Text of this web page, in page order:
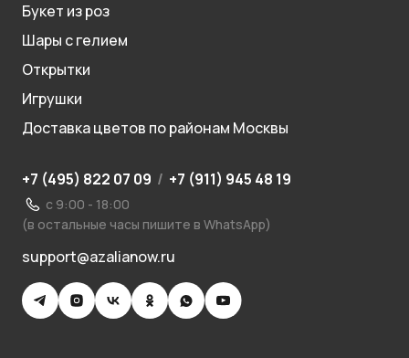
Букет из роз
Шары с гелием
Открытки
Игрушки
Доставка цветов по районам Москвы
+7 (495) 822 07 09 / +7 (911) 945 48 19
с 9:00 - 18:00
(в остальные часы пишите в WhatsApp)
support@azalianow.ru